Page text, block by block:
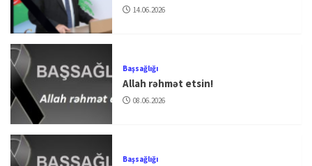
14.06.2026
Başsağlığı
Allah rəhmət etsin!
08.06.2026
Başsağlığı